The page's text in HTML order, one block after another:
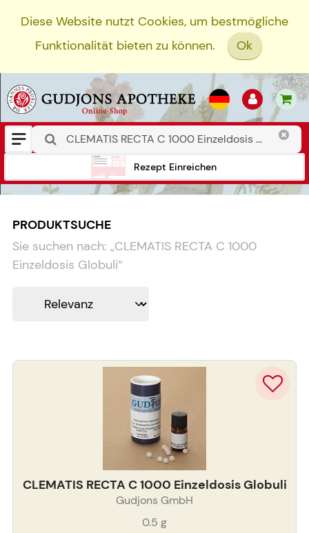
Diese Website nutzt Cookies, um bestmögliche
Funktionalität bieten zu können.
Ok
Rezept Einreichen
PRODUKTSUCHE
Sie suchen nach: „CLEMATIS RECTA C 1000
Einzeldosis Globuli“
CLEMATIS RECTA C 1000 Einzeldosis Globuli
Gudjons GmbH
0.5 g